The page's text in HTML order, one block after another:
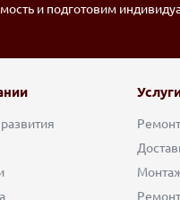
и подготовим